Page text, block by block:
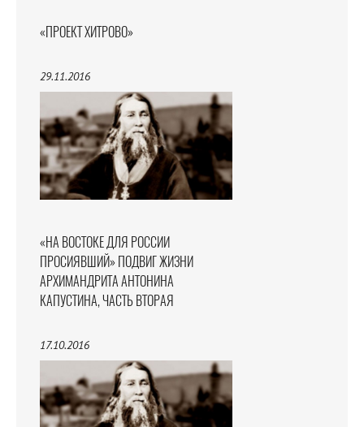
«ПРОЕКТ ХИТРОВО»
29.11.2016
«НА ВОСТОКЕ ДЛЯ РОССИИ
ПРОСИЯВШИЙ» ПОДВИГ ЖИЗНИ
АРХИМАНДРИТА АНТОНИНА
КАПУСТИНА, ЧАСТЬ ВТОРАЯ
17.10.2016